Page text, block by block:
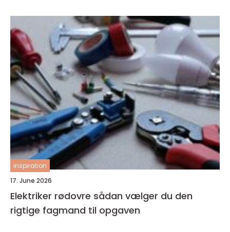
inspiration
17. June 2026
Elektriker rødovre sådan vælger du den
rigtige fagmand til opgaven